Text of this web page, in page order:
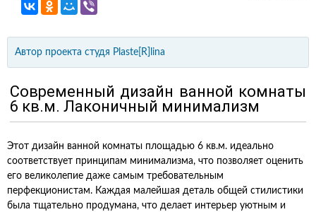
Автор проекта студя Plaste[R]lina
Современный дизайн ванной комнаты
6 кв.м. Лаконичный минимализм
Этот дизайн ванной комнаты площадью 6 кв.м. идеально
соответствует принципам минимализма, что позволяет оценить
его великолепие даже самым требовательным
перфекционистам. Каждая малейшая деталь общей стилистики
была тщательно продумана, что делает интерьер уютным и